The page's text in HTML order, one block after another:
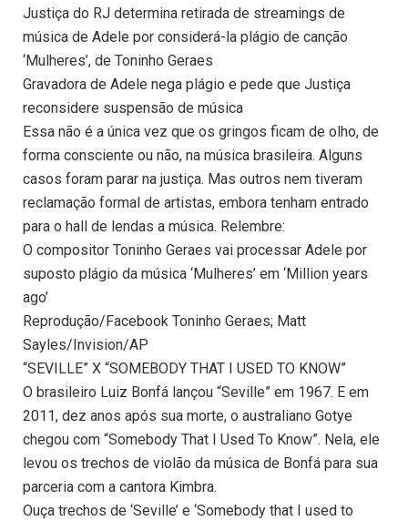
Justiça do RJ determina retirada de streamings de
música de Adele por considerá-la plágio de canção
‘Mulheres’, de Toninho Geraes
Gravadora de Adele nega plágio e pede que Justiça
reconsidere suspensão de música
Essa não é a única vez que os gringos ficam de olho, de
forma consciente ou não, na música brasileira. Alguns
casos foram parar na justiça. Mas outros nem tiveram
reclamação formal de artistas, embora tenham entrado
para o hall de lendas a música. Relembre:
O compositor Toninho Geraes vai processar Adele por
suposto plágio da música ‘Mulheres’ em ‘Million years
ago’
Reprodução/Facebook Toninho Geraes; Matt
Sayles/Invision/AP
“SEVILLE” X “SOMEBODY THAT I USED TO KNOW”
O brasileiro Luiz Bonfá lançou “Seville” em 1967. E em
2011, dez anos após sua morte, o australiano Gotye
chegou com “Somebody That I Used To Know”. Nela, ele
levou os trechos de violão da música de Bonfá para sua
parceria com a cantora Kimbra.
Ouça trechos de ‘Seville’ e ‘Somebody that I used to